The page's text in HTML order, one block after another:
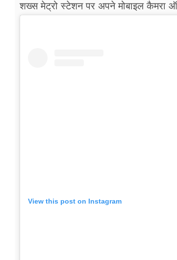
शख्स मेट्रो स्टेशन पर अपने मोबाइल कैमरा
View this post on Instagram